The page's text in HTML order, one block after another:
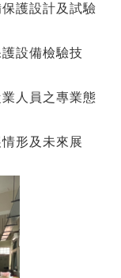
護設計及試驗
設備檢驗技
人員之專業態
形及未來展